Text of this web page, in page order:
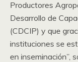
Productores
Desarrollo de
(CDCIP) y que
instituciones se
en inseminación”,